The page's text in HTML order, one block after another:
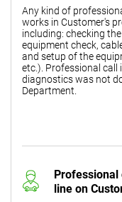
Any kind of
works in Customer's
including: checking
equipment check,
and setup of the
etc.). Professional call
diagnostics was not
Department.
line on